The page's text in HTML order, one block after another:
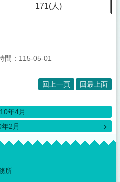
171(人)
間：115-05-01
回上一頁 回最上面
年4月
2月
所